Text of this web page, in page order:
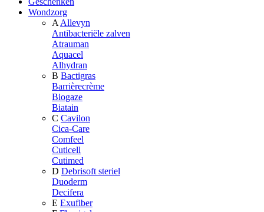
Wondzorg
A Allevyn
Antibacteriële zalven
Atrauman
Aquacel
Alhydran
B Bactigras
Barrièrecrème
Biogaze
Biatain
C Cavilon
Cica-Care
Comfeel
Cuticell
Cutimed
D Debrisoft steriel
Duoderm
Decifera
E Exufiber